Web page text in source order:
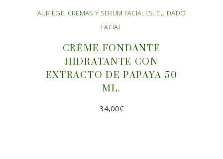
AURIÈGE, CREMAS Y SERUM FACIALES, CUIDADO
FACIAL
CRÈME FONDANTE
HIDRATANTE CON
EXTRACTO DE PAPAYA 50
ML.
34,00€